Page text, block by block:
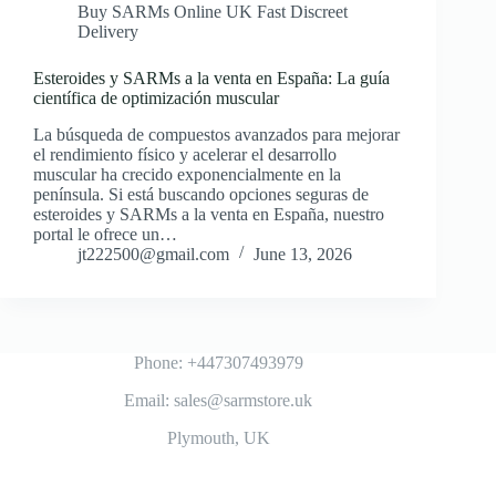
Buy SARMs Online UK Fast Discreet
Delivery
Esteroides y SARMs a la venta en España: La guía
científica de optimización muscular
La búsqueda de compuestos avanzados para mejorar
el rendimiento físico y acelerar el desarrollo
muscular ha crecido exponencialmente en la
península. Si está buscando opciones seguras de
esteroides y SARMs a la venta en España, nuestro
portal le ofrece un…
jt222500@gmail.com
June 13, 2026
Phone: +447307493979
Email: sales@sarmstore.uk
Plymouth, UK